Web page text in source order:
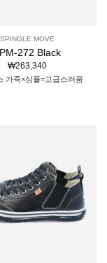
SPINGLE MOVE
272 Black
₩263,340
가죽×심플=고급스러움